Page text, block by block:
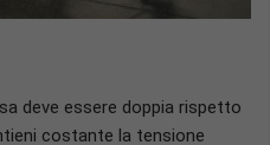
deve essere doppia rispetto
costante la tensione